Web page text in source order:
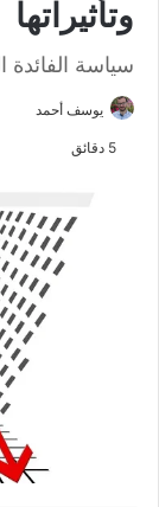
وتأثيراتها
سياسة الفائدة
يوسف أحمد